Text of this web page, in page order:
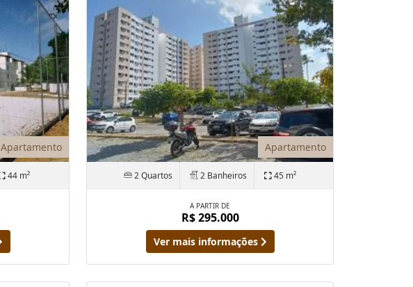
Apartamento
44 m²
Apartamento
2 Quartos 2 Banheiros 45 m²
A PARTIR DE
R$ 295.000
Ver mais informações